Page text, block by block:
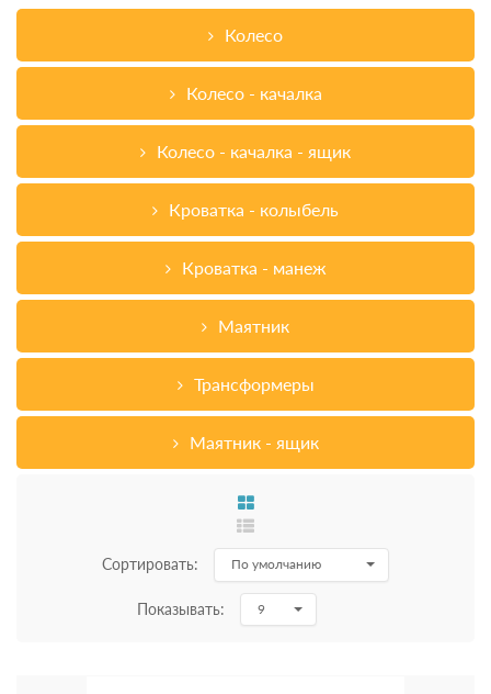
Колесо
Колесо - качалка
Колесо - качалка - ящик
Кроватка - колыбель
Кроватка - манеж
Маятник
Трансформеры
Маятник - ящик
Сортировать: По умолчанию
Показывать: 9